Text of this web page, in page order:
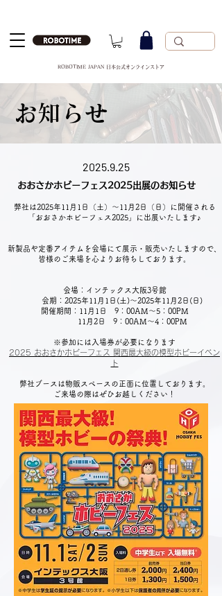
ROBOTIME JAPAN 日本公式オンラインストア
お知らせ
2025.9.25
おおさかホビーフェス2025出展のお知らせ
弊社は2025年11月1日（土）～11月2日（日）に開催される
「 おおさかホビーフェス2025 」に出展いたします♪
新製品や定番アイテムを会場にて展示・販売いたしますので、
皆様のご来場を心よりお待ちしております。
会場：インテックス大阪3号館
会期：2025年11月1日(土)～2025年11月2日(日)
開催期間：11月1日 9：00AM～5：00PM
11月2日 9：00AM～4：00PM
※参加には入場券が必要になります
2025 おおさかホビーフェス 関西最大級の模型ホビーイベン
ト
弊社ブースは物販スペースの正面に位置しております。
ご来場の際はぜひお越しください！